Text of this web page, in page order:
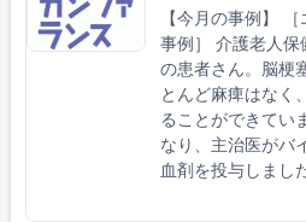
【今月の事例】
事例］ 介護老人
の患者さん。脳梗
とんど麻痺はなく
ることができてい
なり、主治医がバ
血剤を投与しまし